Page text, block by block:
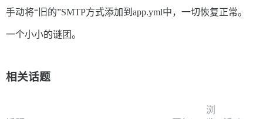
手动将“旧的”SMTP方式添加到app.yml中，一切恢复正常。
一个小小的谜团。
相关话题
浏